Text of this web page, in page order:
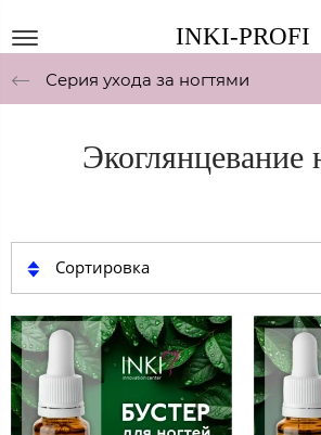
INKI-PROFI
Серия ухода за ногтями
Экоглянцевание
Сортировка